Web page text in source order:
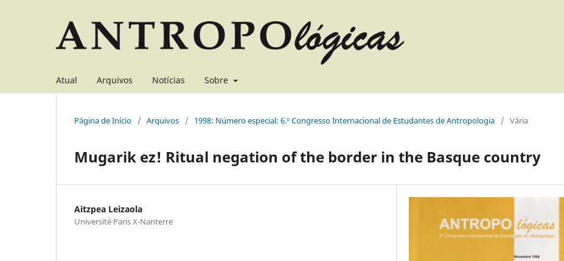
Atual Arquivos Notícias Sobre
Página de Início / Arquivos / 1998: Número especial: 6.º Congresso Internacional de Estudantes de Antropologia / Vária
Mugarik ez! Ritual negation of the border in the Basque country
Aitzpea Leizaola
Université Paris X-Nanterre